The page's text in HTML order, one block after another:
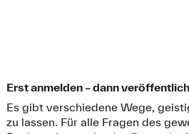
Erst anmelden – dann
Es gibt verschiedene Wege,
zu lassen. Für alle Fragen des